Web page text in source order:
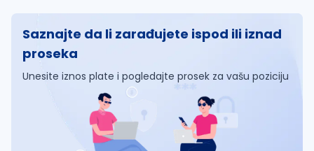
Saznajte da li zarađujete ispod ili iznad
proseka
Unesite iznos plate i pogledajte prosek za vašu poziciju